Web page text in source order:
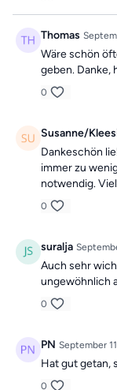
Thomas
Wäre schön
geben. Danke,
0
Susanne/
Dankeschön
immer zu
notwendig.
0
suralja
Auch sehr
ungewöhnlich
0
PN September
Hat gut getan,
0